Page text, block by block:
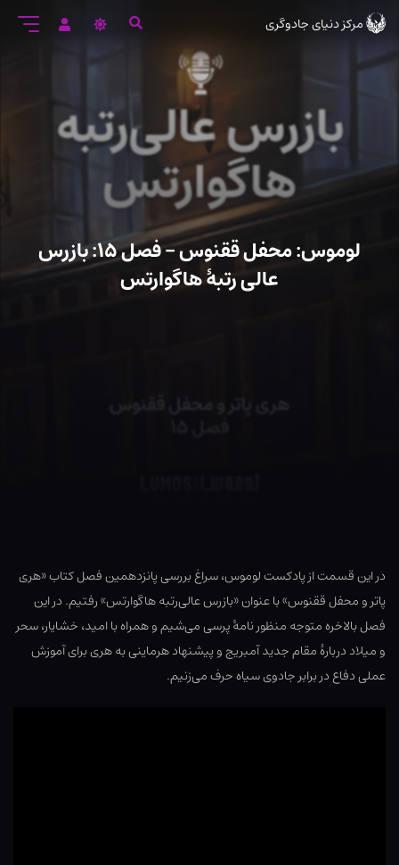
ورود
متن
مرکز دنیای جادوگری
لوموس: محفل ققنوس – فصل ۱۵: بازرس
عالی رتبهٔ هاگوارتس
در این قسمت از پادکست لوموس، سراغ بررسی پانزدهمین فصل کتاب «هری
پاتر و محفل ققنوس» با عنوان «بازرس عالی‌رتبه هاگوارتس» رفتیم. در این
فصل بالاخره متوجه منظور نامهٔ پرسی می‌شیم و همراه با امید، خشایار، سحر
و میلاد دربارهٔ مقام جدید آمبریج و پیشنهاد هرماینی به هری برای آموزش
عملی دفاع در برابر جادوی سیاه حرف می‌زنیم.